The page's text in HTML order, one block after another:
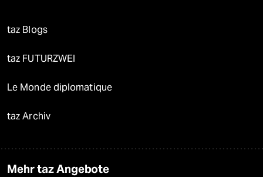
taz Blogs
taz FUTURZWEI
Le Monde diplomatique
taz Archiv
Mehr taz Angebote